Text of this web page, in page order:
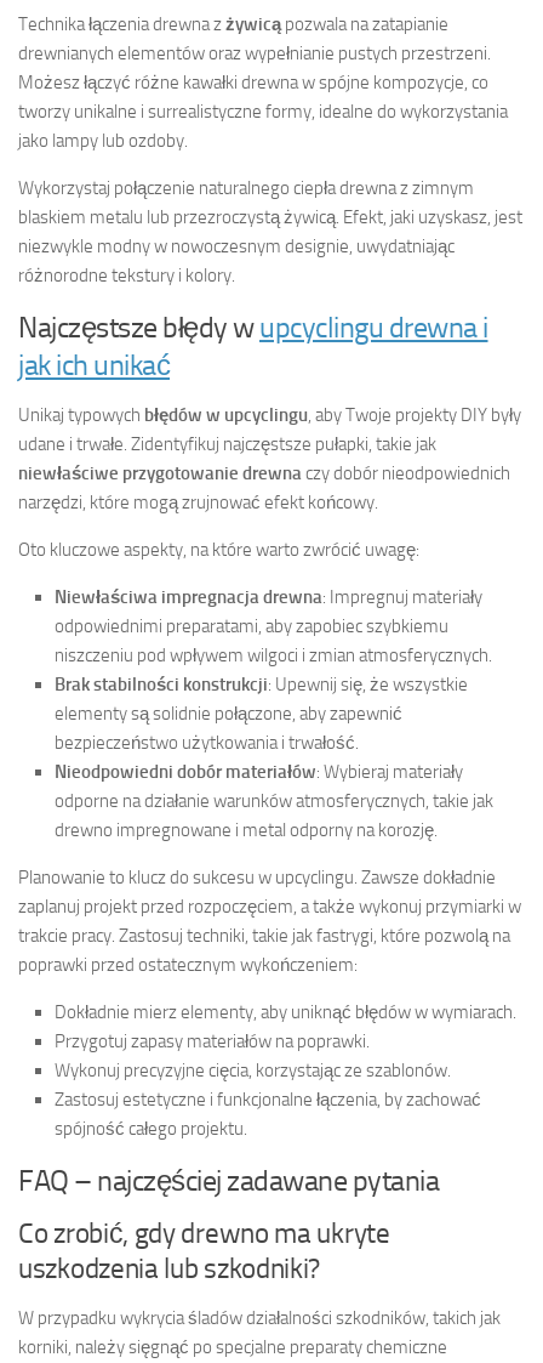
Technika łączenia drewna zżywicą pozwala na zatapianie
drewnianych elementów oraz wypełnianie pustych przestrzeni.
Możesz łączyć różne kawałki drewna w spójne kompozycje, co
tworzy unikalne i surrealistyczne formy, idealne do wykorzystania
jako lampy lub ozdoby.
Wykorzystaj połączenie naturalnego ciepła drewna z zimnym
blaskiem metalu lub przezroczystą żywicą. Efekt, jaki uzyskasz, jest
niezwykle modny w nowoczesnym designie, uwydatniając
różnorodne tekstury i kolory.
Najczęstsze błędy wupcyclingu drewna i
jak ich unikać
Unikaj typowych błędów w upcyclingu , aby Twoje projekty DIY były
udane i trwałe. Zidentyfikuj najczęstsze pułapki, takie jak
niewłaściwe przygotowanie drewna czy dobór nieodpowiednich
narzędzi, które mogą zrujnować efekt końcowy.
Oto kluczowe aspekty, na które warto zwrócić uwagę:
Niewłaściwa impregnacja drewna: Impregnuj materiały
odpowiednimi preparatami, aby zapobiec szybkiemu
niszczeniu pod wpływem wilgoci i zmian atmosferycznych.
Brak stabilności konstrukcji: Upewnij się, że wszystkie
elementy są solidnie połączone, aby zapewnić
bezpieczeństwo użytkowania i trwałość.
Nieodpowiedni dobór materiałów: Wybieraj materiały
odporne na działanie warunków atmosferycznych, takie jak
drewno impregnowane i metal odporny na korozję.
Planowanie to klucz do sukcesu w upcyclingu. Zawsze dokładnie
zaplanuj projekt przed rozpoczęciem, a także wykonuj przymiarki w
trakcie pracy. Zastosuj techniki, takie jak fastrygi, które pozwolą na
poprawki przed ostatecznym wykończeniem:
Dokładnie mierz elementy, aby uniknąć błędów w wymiarach.
Przygotuj zapasy materiałów na poprawki.
Wykonuj precyzyjne cięcia, korzystając ze szablonów.
Zastosuj estetyczne i funkcjonalne łączenia, by zachować
spójność całego projektu.
FAQ – najczęściej zadawane pytania
Co zrobić, gdy drewno ma ukryte
uszkodzenia lub szkodniki?
W przypadku wykrycia śladów działalności szkodników, takich jak
korniki, należy sięgnąć po specjalne preparaty chemiczne